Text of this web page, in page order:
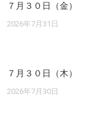
７月３０日（金）
2026年7月31日
７月３０日（木）
2026年7月30日